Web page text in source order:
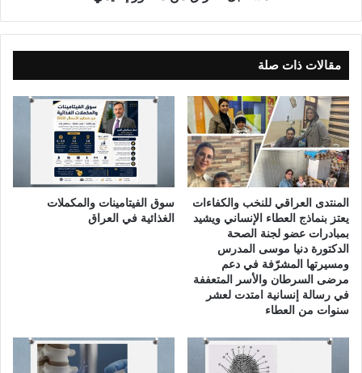
م
ن
ظ
و
ر
إ
ق
ل
ي
م
ي
مقالات ذات صلة
المنتدى العراقي للنخب والكفاءات
يعتز بنماذج العطاء الإنساني ويشيد
بمبادرات عضو لجنة الصحة
الدكتورة دنيا موسى المدرس
ومسيرتها المشرّفة في دعم
مرضى السرطان والأسر المتعففة
في رسالة إنسانية امتدت لعشر
سنوات من العطاء
سوق الفيتامينات والمكملات
الغذائية في العراق